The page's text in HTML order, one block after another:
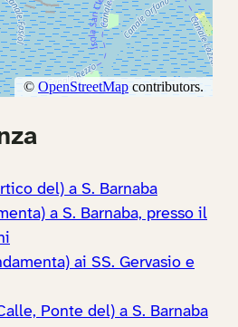
del) a S. Barnaba
a S. Barnaba, presso il
ai SS. Gervasio e
Ponte del) a S. Barnaba